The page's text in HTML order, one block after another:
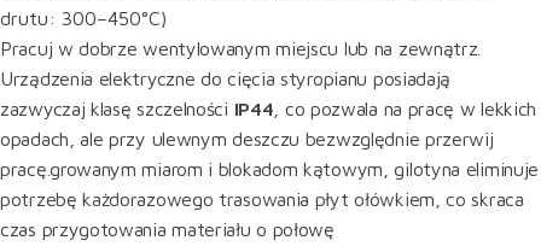
drutu: 300–450°C)
Pracuj w dobrze wentylowanym miejscu lub na zewnątrz.
Urządzenia elektryczne do cięcia styropianu posiadają
zazwyczaj klasę szczelności IP44 , co pozwala na pracę w lekkich
opadach, ale przy ulewnym deszczu bezwzględnie przerwij
pracę.growanym miarom i blokadom kątowym, gilotyna eliminuje
potrzebę każdorazowego trasowania płyt ołówkiem, co skraca
czas przygotowania materiału o połowę